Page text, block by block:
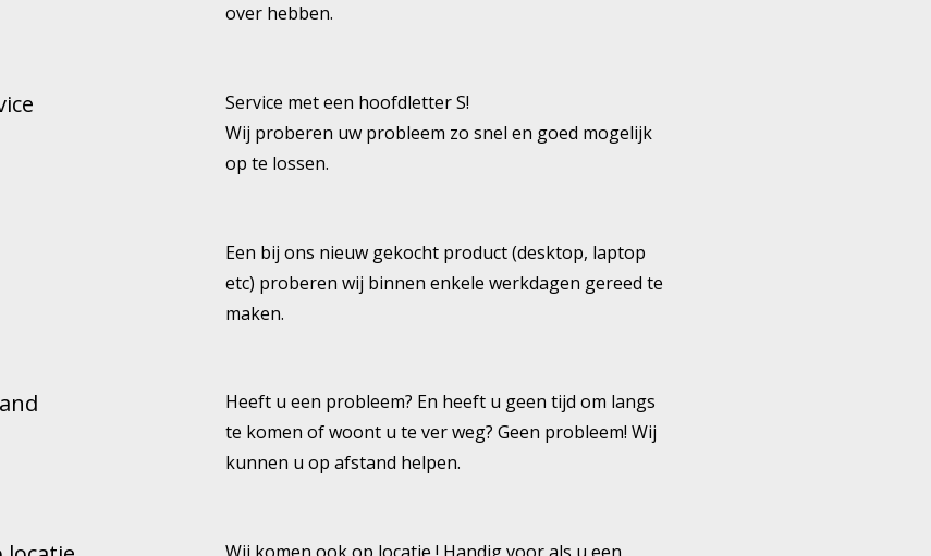
over hebben.
Service met een hoofdletter S!
Wij proberen uw probleem zo snel en goed mogelijk
op te lossen.
Een bij ons nieuw gekocht product (desktop, laptop
etc) proberen wij binnen enkele werkdagen gereed te
maken.
Heeft u een probleem? En heeft u geen tijd om langs
te komen of woont u te ver weg? Geen probleem! Wij
kunnen u op afstand helpen.